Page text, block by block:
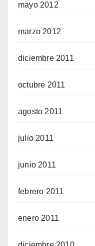
mayo 2012
marzo 2012
diciembre 2011
octubre 2011
agosto 2011
julio 2011
junio 2011
febrero 2011
enero 2011